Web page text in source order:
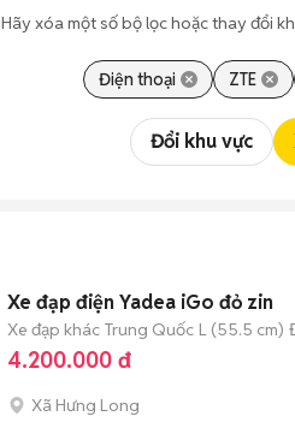
Hãy xóa một số bộ lọc hoặc thay đổi
Điện thoại ZTE
Đổi khu vực
Xe đạp điện Yadea iGo đỏ zin
Xe đạp khác Trung Quốc L (55.5 cm)
4.200.000 đ
Xã Hưng Long